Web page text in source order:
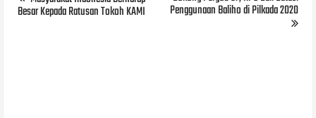
Besar Kepada Ratusan Tokoh KAMI Penggunaan Baliho di Pilkada 2020